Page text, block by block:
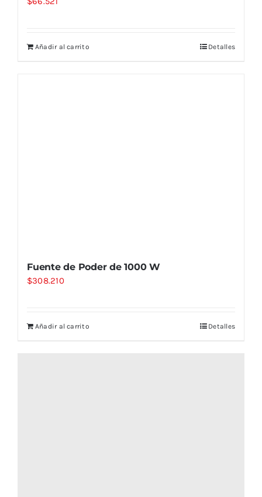
Añadir al carrito Detalles
Fuente de Poder de 1000 W
$308.210
Añadir al carrito Detalles